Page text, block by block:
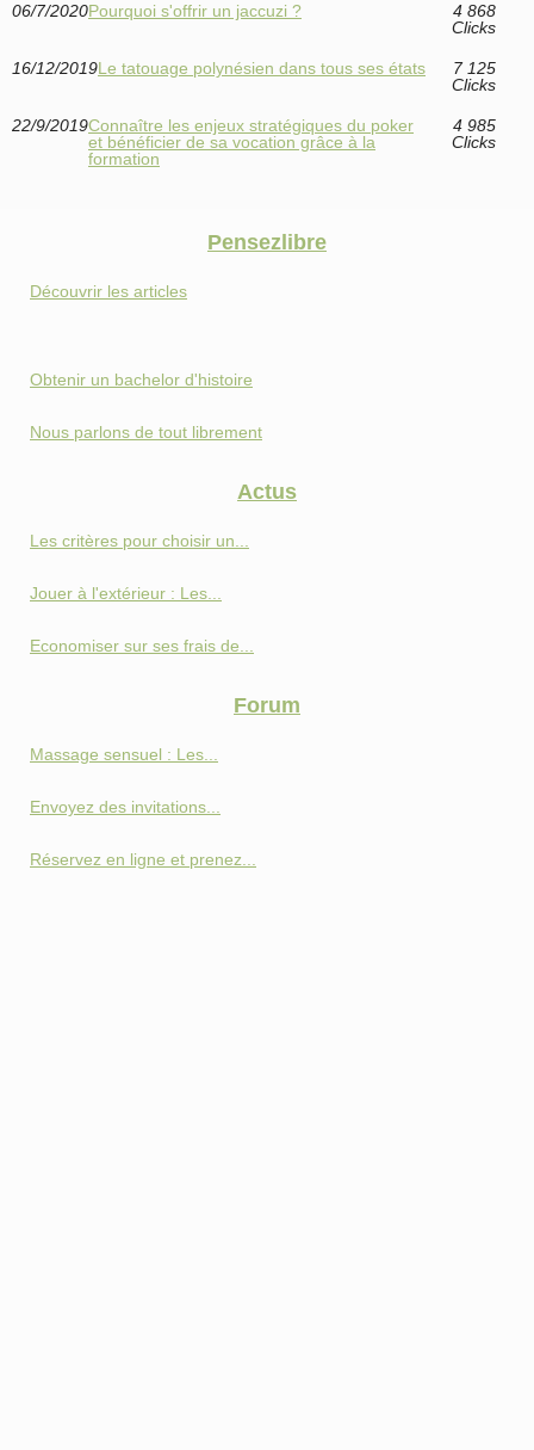
06/7/2020Pourquoi s'offrir un jaccuzi ?
4 868
Clicks
16/12/2019Le tatouage polynésien dans tous ses états
7 125
Clicks
22/9/2019Connaître les enjeux stratégiques du poker
et bénéficier de sa vocation grâce à la
formation
4 985
Clicks
Pensezlibre
Découvrir les articles
Obtenir un bachelor d'histoire
Nous parlons de tout librement
Actus
Les critères pour choisir un...
Jouer à l'extérieur : Les...
Economiser sur ses frais de...
Forum
Massage sensuel : Les...
Envoyez des invitations...
Réservez en ligne et prenez...